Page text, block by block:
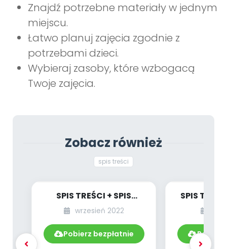
Znajdź potrzebne materiały w jednym
miejscu.
Łatwo planuj zajęcia zgodnie z
potrzebami dzieci.
Wybieraj zasoby, które wzbogacą
Twoje zajęcia.
Zobacz również
spis treści
SPIS TREŚCI + SPIS
POMOCY
DYDAKTYCZNYCH
9.252/2022
wrzesień 2022
Pobierz bezpłatnie
SPIS
Pobierz